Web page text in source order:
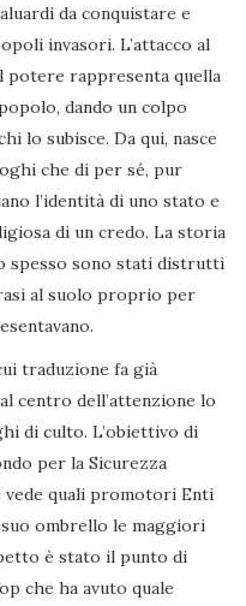
da conquistare e
invasori. L’attacco al
potere rappresenta quella
dando un colpo
lo subisce. Da qui, nasce
che di per sé, pur
l’identità di uno stato e
di un credo. La storia
spesso sono stati distrutti
al suolo proprio per
traduzione fa già
centro dell’attenzione lo
di culto. L’obiettivo di
per la Sicurezza
vede quali promotori Enti
ombrello le maggiori
è stato il punto di
che ha avuto quale